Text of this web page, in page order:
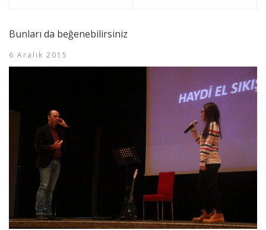
Bunları da beğenebilirsiniz
6 Aralık 2015